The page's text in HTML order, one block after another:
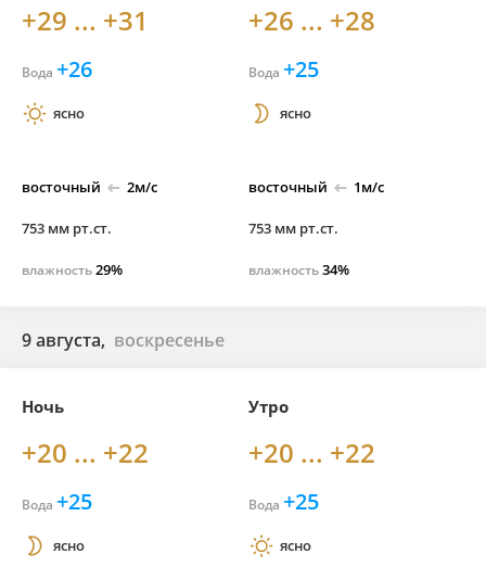
+29 ... +31
Вода +26
ясно
восточный 2м/с
753 мм рт.ст.
влажность29%
+26 ... +28
Вода +25
ясно
восточный 1м/с
753 мм рт.ст.
влажность34%
9 августа, воскресенье
Ночь
+20 ... +22
Вода +25
ясно
Утро
+20 ... +22
Вода +25
ясно